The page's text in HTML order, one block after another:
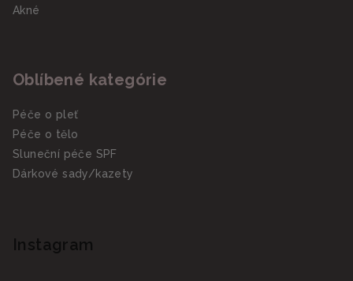
Akné
Oblíbené kategórie
Péče o pleť
Péče o tělo
Sluneční péče SPF
Dárkové sady/kazety
Instagram